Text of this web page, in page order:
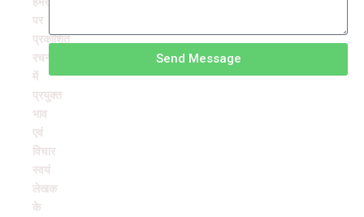
पर
प्रकाशित
रचनाओं
में
प्रयुक्त
भाव
एवं
विचार
स्वयं
लेखक
के
Send Message